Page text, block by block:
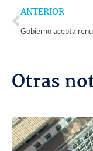
Prev
ANTERIOR
Otras